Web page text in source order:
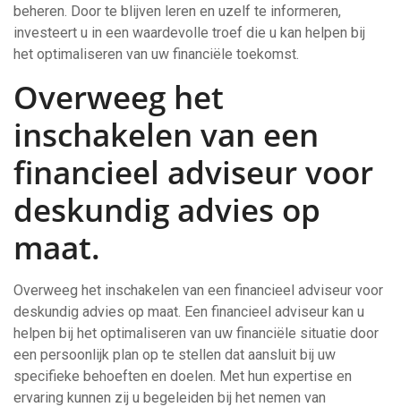
beheren. Door te blijven leren en uzelf te informeren,
investeert u in een waardevolle troef die u kan helpen bij
het optimaliseren van uw financiële toekomst.
Overweeg het
inschakelen van een
financieel adviseur voor
deskundig advies op
maat.
Overweeg het inschakelen van een financieel adviseur voor
deskundig advies op maat. Een financieel adviseur kan u
helpen bij het optimaliseren van uw financiële situatie door
een persoonlijk plan op te stellen dat aansluit bij uw
specifieke behoeften en doelen. Met hun expertise en
ervaring kunnen zij u begeleiden bij het nemen van